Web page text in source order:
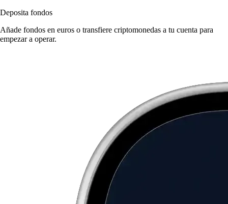
Deposita fondos
Añade fondos en euros o transfiere criptomonedas a tu cuenta para
empezar a operar.